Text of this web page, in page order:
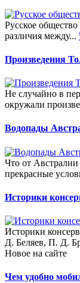
Русское
различия между...
Произведения
Не случайно в
окружали
Водопады
Что от
прекрасные
Историки
Историки
Д. Беляев, П. Д.
Новое на сайте
Чем удобно